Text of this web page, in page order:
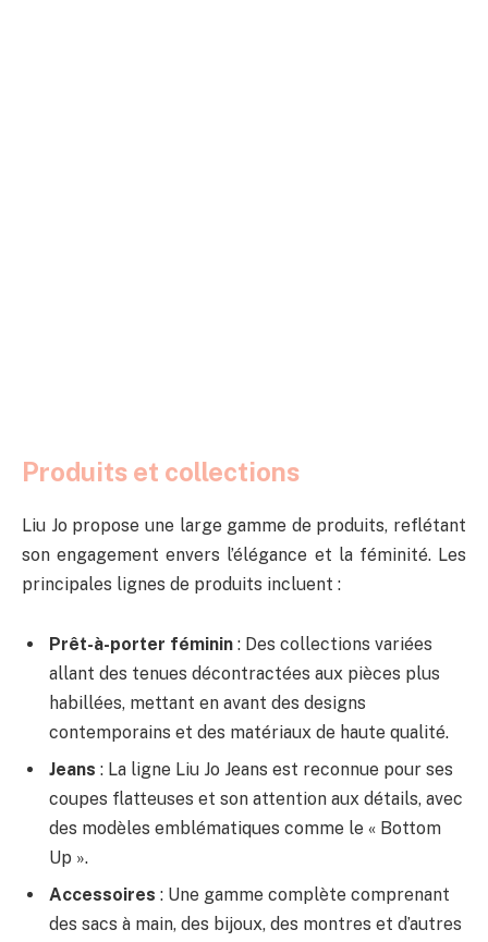
Produits et collections
Liu Jo propose une large gamme de produits, reflétant
son engagement envers l’élégance et la féminité. Les
principales lignes de produits incluent :
Prêt-à-porter féminin : Des collections variées
allant des tenues décontractées aux pièces plus
habillées, mettant en avant des designs
contemporains et des matériaux de haute qualité.
Jeans : La ligne Liu Jo Jeans est reconnue pour ses
coupes flatteuses et son attention aux détails, avec
des modèles emblématiques comme le « Bottom
Up ».
Accessoires : Une gamme complète comprenant
des sacs à main, des bijoux, des montres et d’autres